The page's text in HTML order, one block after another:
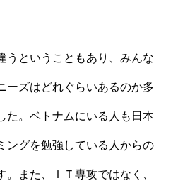
うということもあり、みんな
ーズはどれぐらいあるのか多
た。ベトナムにいる人も日本
ングを勉強している人からの
また、ＩＴ専攻ではなく、